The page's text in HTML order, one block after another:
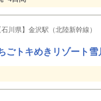
石川県】金沢駅（北陸新幹線）
ちごトキめきリゾー